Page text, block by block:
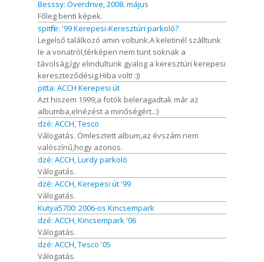
Besssy: Overdrive, 2008. május
Főleg benti képek.
spitfire: '99 Kerepesi-Keresztúri parkoló?
Legelső találkozó amin voltunk.A keletinél szálltunk
le a vonatról,térképen nem tünt soknak a
távolság,így elindultunk gyalog a keresztúri kerepesi
kereszteződésig.Hiba volt! :))
pitta: ACCH Kerepesi út
Azt hiszem 1999,a fotók beleragadtak már az
albumba,elnézést a minőségért..:)
dzé: ACCH, Tesco
Válogatás. Ömlesztett album,az évszám nem
valószínű,hogy azonos.
dzé: ACCH, Lurdy parkoló
Válogatás.
dzé: ACCH, Kerepesi út '99
Válogatás.
Kutya5700: 2006-os Kincsempark
dzé: ACCH, Kincsempark '06
Válogatás.
dzé: ACCH, Tesco '05
Válogatás.